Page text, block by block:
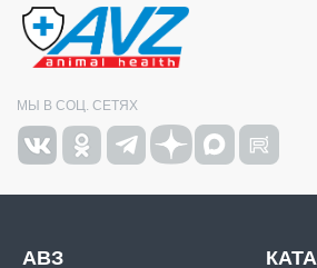
МЫ В СОЦ. СЕТЯХ
АВЗ